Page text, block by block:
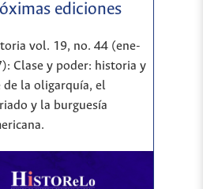
ediciones
vol. 19, no. 44 (ene-
Clase y poder: historia y
de la oligarquía, el
y la burguesía